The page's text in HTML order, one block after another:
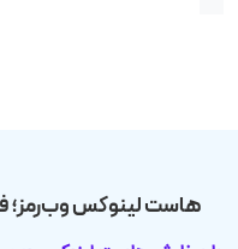
هاست لینوکس وب‌رمز؛